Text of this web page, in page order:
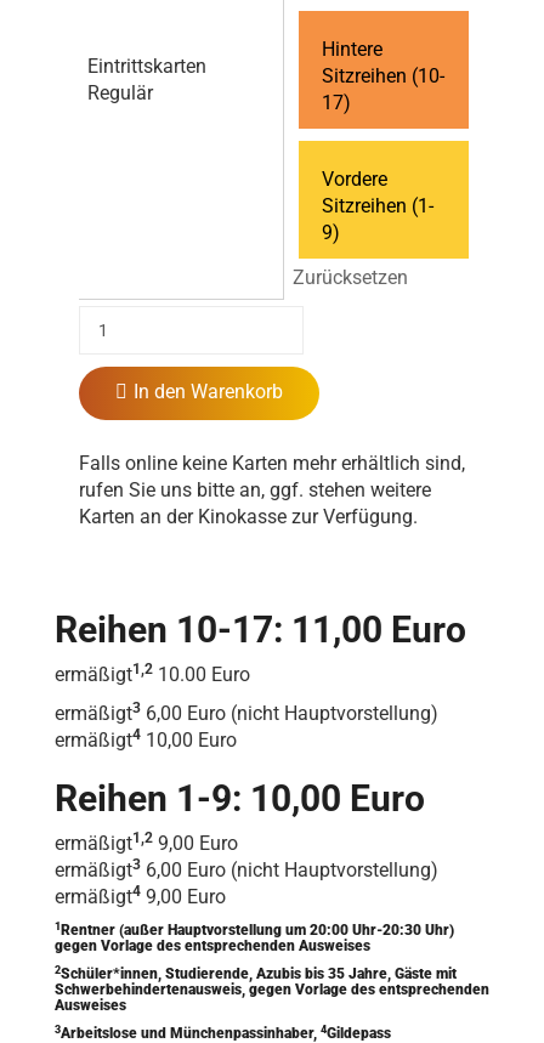
Eintrittskarten
Regulär
Hintere
Sitzreihen (10-
17)
Vordere
Sitzreihen (1-
9)
Zurücksetzen
In den Warenkorb
Falls online keine Karten mehr erhältlich sind,
rufen Sie uns bitte an, ggf. stehen weitere
Karten an der Kinokasse zur Verfügung.
Reihen 10-17: 11,00 Euro
ermäßigt1,2 10.00 Euro
ermäßigt3 6,00 Euro (nicht Hauptvorstellung)
ermäßigt4 10,00 Euro
Reihen 1-9: 10,00 Euro
ermäßigt1,2 9,00 Euro
ermäßigt3 6,00 Euro (nicht Hauptvorstellung)
ermäßigt4 9,00 Euro
1 Rentner (außer Hauptvorstellung um 20:00 Uhr-20:30 Uhr)
gegen Vorlage des entsprechenden Ausweises
2Schüler*innen, Studierende, Azubis bis 35 Jahre, Gäste mit
Schwerbehindertenausweis, gegen Vorlage des entsprechenden
Ausweises
3Arbeitslose und Münchenpassinhaber, 4Gildepass